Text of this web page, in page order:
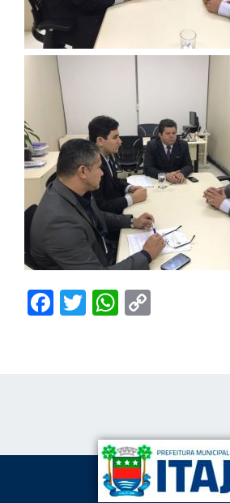
Facebook
TwitterWhatsApp